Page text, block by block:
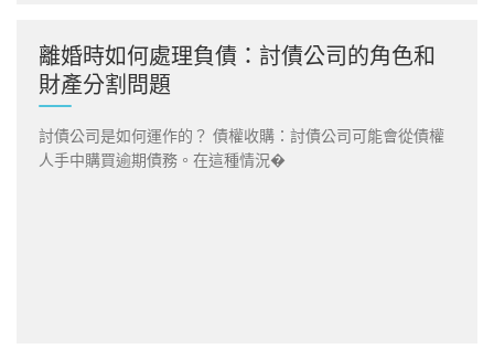
離婚時如何處理負債：討債公司的角色和
財產分割問題
討債公司是如何運作的？ 債權收購：討債公司可能會從債權
人手中購買逾期債務。在這種情況�